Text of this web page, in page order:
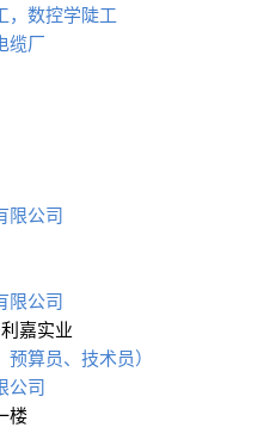
，数控学陡工
缆厂
限公司
限公司
嘉实业
算员、技术员）
公司
楼